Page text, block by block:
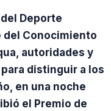
del Deporte
del Conocimiento
autoridades y
distinguir a los
en una noche
el Premio de